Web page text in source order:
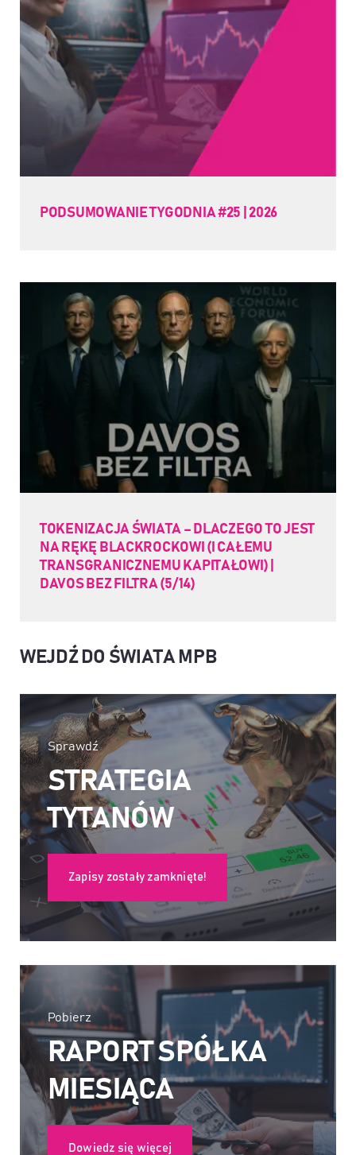
PODSUMOWANIE TYGODNIA #25 | 2026
TOKENIZACJA ŚWIATA – DLACZEGO TO JEST
NA RĘKĘ BLACKROCKOWI (I CAŁEMU
TRANSGRANICZNEMU KAPITAŁOWI) |
DAVOS BEZ FILTRA (5/14)
WEJDŹ DO ŚWIATA MPB
Sprawdź
STRATEGIA
TYTANÓW
Zapisy zostały zamknięte!
Pobierz
RAPORT SPÓŁKA
MIESIĄCA
Dowiedz się więcej